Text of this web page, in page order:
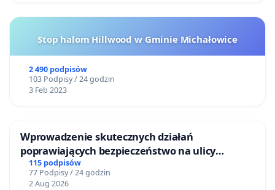
Stop halom Hillwood w Gminie Michałowice
2 490 podpisów
103 Podpisy / 24 godzin
3 Feb 2023
Wprowadzenie skutecznych działań
poprawiających bezpieczeństwo na ulicy
Żeromskiego w Otwocku
115 podpisów
77 Podpisy / 24 godzin
2 Aug 2026